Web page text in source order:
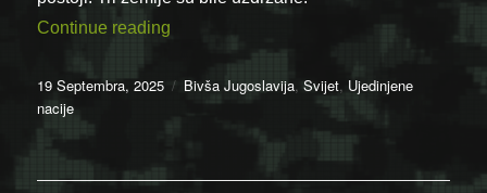
Continue reading “19.09.1992. – Savezna Republika
Posted
on
19 Septembra, 2025 Categories
Bivša Jugoslavija,Svijet, Ujedinjene
nacije